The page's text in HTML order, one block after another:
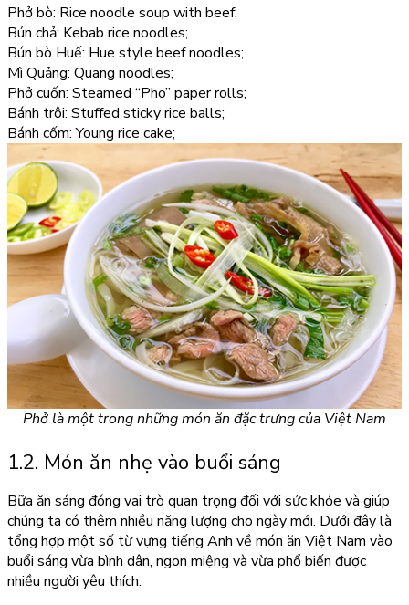
Phở bò: Rice noodle soup with beef;
Bún chả: Kebab rice noodles;
Bún bò Huế: Hue style beef noodles;
Mì Quảng: Quang noodles;
Phở cuốn: Steamed “Pho” paper rolls;
Bánh trôi: Stuffed sticky rice balls;
Bánh cốm: Young rice cake;
Phở là một trong những món ăn đặc trưng của Việt Nam
1.2. Món ăn nhẹ vào buổi sáng
Bữa ăn sáng đóng vai trò quan trọng đối với sức khỏe và giúp
chúng ta có thêm nhiều năng lượng cho ngày mới. Dưới đây là
tổng hợp một số từ vựng tiếng Anh về món ăn Việt Nam vào
buổi sáng vừa bình dân, ngon miệng và vừa phổ biến được
nhiều người yêu thích.